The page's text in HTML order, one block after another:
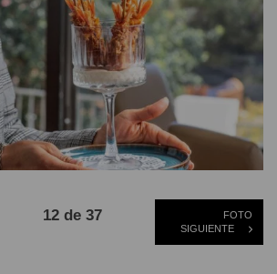
12 de 37
FOTO
SIGUIENTE